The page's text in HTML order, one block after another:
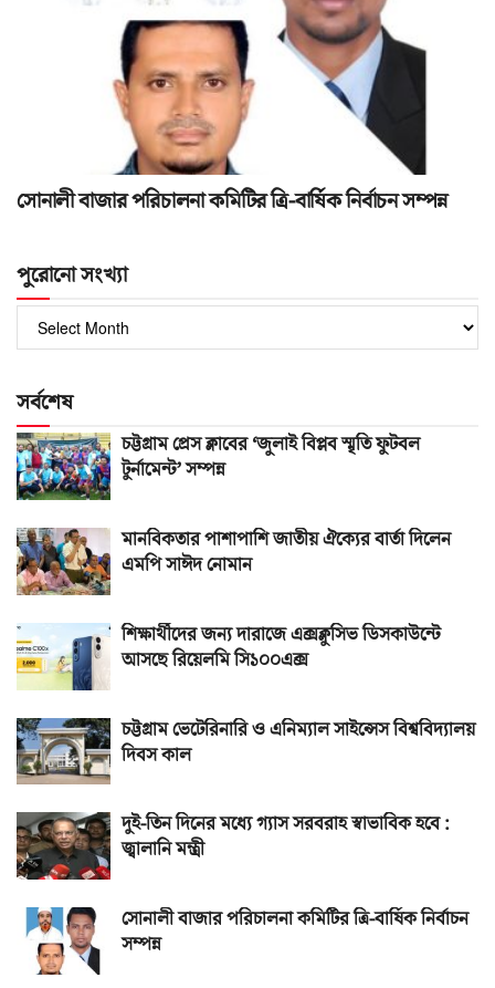
সোনালী বাজার পরিচালনা কমিটির ত্রি-বার্ষিক নির্বাচন সম্পন্ন
পুরোনো সংখ্যা
পুরোনো
সংখ্যা
সর্বশেষ
চট্টগ্রাম প্রেস ক্লাবের ‘জুলাই বিপ্লব স্মৃতি ফুটবল
টুর্নামেন্ট’ সম্পন্ন
মানবিকতার পাশাপাশি জাতীয় ঐক্যের বার্তা দিলেন
এমপি সাঈদ নোমান
শিক্ষার্থীদের জন্য দারাজে এক্সক্লুসিভ ডিসকাউন্টে
আসছে রিয়েলমি সি১০০এক্স
চট্টগ্রাম ভেটেরিনারি ও এনিম্যাল সাইন্সেস বিশ্ববিদ্যালয়
দিবস কাল
দুই-তিন দিনের মধ্যে গ্যাস সরবরাহ স্বাভাবিক হবে :
জ্বালানি মন্ত্রী
সোনালী বাজার পরিচালনা কমিটির ত্রি-বার্ষিক নির্বাচন
সম্পন্ন